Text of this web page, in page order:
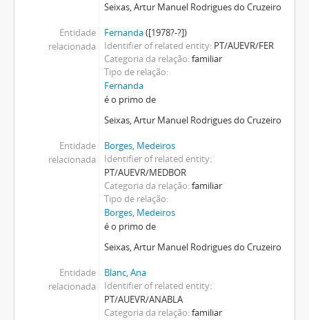
Seixas, Artur Manuel Rodrigues do Cruzeiro
Entidade
relacionada
Fernanda([1978?-?])
Identifier of related entity PT/AUEVR/FER
Categoria da relação familiar
Tipo de relação
Fernanda
é o primo de
Seixas, Artur Manuel Rodrigues do Cruzeiro
Entidade
relacionada
Borges, Medeiros
Identifier of related entity
PT/AUEVR/MEDBOR
Categoria da relação familiar
Tipo de relação
Borges, Medeiros
é o primo de
Seixas, Artur Manuel Rodrigues do Cruzeiro
Entidade
relacionada
Blanc, Ana
Identifier of related entity
PT/AUEVR/ANABLA
Categoria da relação familiar